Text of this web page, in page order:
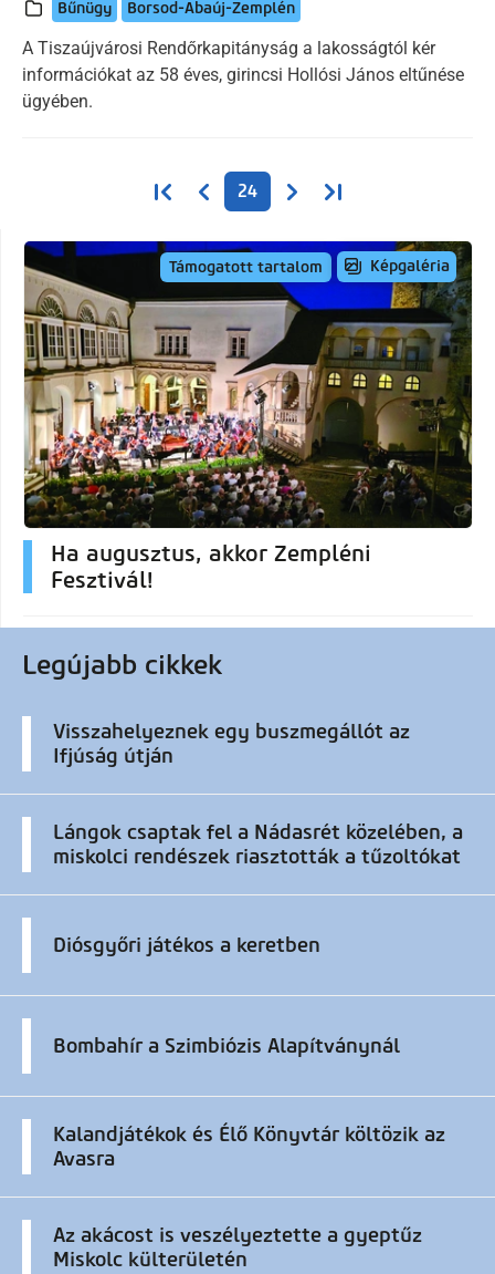
Bűnügy Borsod-Abaúj-Zemplén
A Tiszaújvárosi Rendőrkapitányság a lakosságtól kér
információkat az 58 éves, girincsi Hollósi János eltűnése
ügyében.
OldalszámozásElső oldalElőző oldal
24 Következő oldal
Utolsó oldal
Támogatott tartalom Képgaléria
Ha augusztus, akkor Zempléni
Fesztivál!
Legújabb cikkek
Visszahelyeznek egy buszmegállót az
Ifjúság útján
Lángok csaptak fel a Nádasrét közelében, a
miskolci rendészek riasztották a tűzoltókat
Diósgyőri játékos a keretben
Bombahír a Szimbiózis Alapítványnál
Kalandjátékok és Élő Könyvtár költözik az
Avasra
Az akácost is veszélyeztette a gyeptűz
Miskolc külterületén